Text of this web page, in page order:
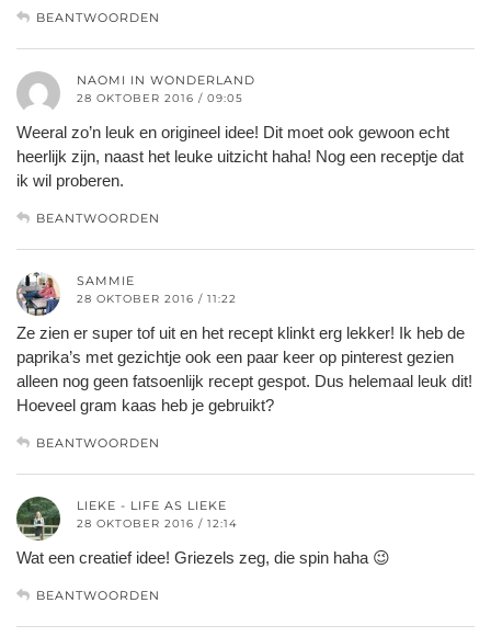
BEANTWOORDEN
NAOMI IN WONDERLAND
28 OKTOBER 2016 / 09:05
Weeral zo’n leuk en origineel idee! Dit moet ook gewoon echt
heerlijk zijn, naast het leuke uitzicht haha! Nog een receptje dat
ik wil proberen.
BEANTWOORDEN
SAMMIE
28 OKTOBER 2016 / 11:22
Ze zien er super tof uit en het recept klinkt erg lekker! Ik heb de
paprika’s met gezichtje ook een paar keer op pinterest gezien
alleen nog geen fatsoenlijk recept gespot. Dus helemaal leuk dit!
Hoeveel gram kaas heb je gebruikt?
BEANTWOORDEN
LIEKE - LIFE AS LIEKE
28 OKTOBER 2016 / 12:14
Wat een creatief idee! Griezels zeg, die spin haha 😉
BEANTWOORDEN